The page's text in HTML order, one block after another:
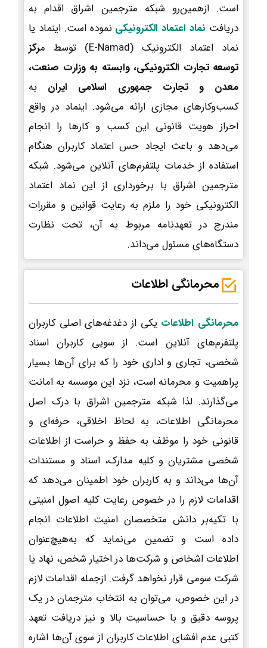
است. ازهمین‌رو شبکه مترجمین اشراق اقدام به
دریافت نماد اعتماد الکترونیکی نموده است. اینماد یا
نماد اعتماد الکترونیک (E-Namad) توسط م
رکز
توسعه تجارت الکترونیکی، وابسته به وزارت صنعت،
معدن و تجارت جمهوری اسلامی ایران به
کسب‌وکارهای مجازی ارائه می‌شود. اینماد در واقع
احراز هویت قانونی این کسب و کارها را انجام
می‌دهد و باعث ایجاد حس اعتماد کاربران هنگام
استفاده از خدمات پلتفرم‌های آنلاین می‌شود. شبکه
مترجمین اشراق با برخورداری از این نماد اعتماد
الکترونیکی خود را ملزم به رعایت قوانین و مقررات
مندرج در تعهدنامه مربوط به آن، تحت نظارت
دستگاه‌های مسئول می‌داند.
محرمانگی اطلاعات
محرمانگی اطلاعات یکی از دغدغه‌های اصلی کاربران
پلتفرم‌های آنلاین است. از سویی کاربران اسناد
شخصی، تجاری و اداری خود را که برای آن‌ها بسیار
پراهمیت و محرمانه است، نزد این موسسه به امانت
می‌گذارند. لذا شبکه مترجمین اشراق با درک اصل
محرمانگی اطلاعات، به لحاظ اخلاقی، حرفه‌ای و
قانونی خود را موظف به حفظ و حراست از اطلاعات
شخصی مشتریان و کلیه مدارک، اسناد و مستندات
آن‌ها می‌داند و به کاربران خود اطمینان می‌دهد که
اقدامات لازم را در خصوص رعایت کلیه اصول امنیتی
با تکیه‌بر دانش متخصصان امنیت اطلاعات انجام
داده است و تضمین می‌نماید که به‌هیچ‌عنوان
اطلاعات اشخاص و شرکت‌ها در اختیار شخص، نهاد یا
شرکت سومی قرار نخواهد گرفت. ازجمله اقدامات لازم
در این خصوص، می‌توان به انتخاب مترجمان در یک
پروسه دقیق و با حساسیت بالا و نیز دریافت تعهد
کتبی عدم افشای اطلاعات کاربران از سوی آن‌ها اشاره